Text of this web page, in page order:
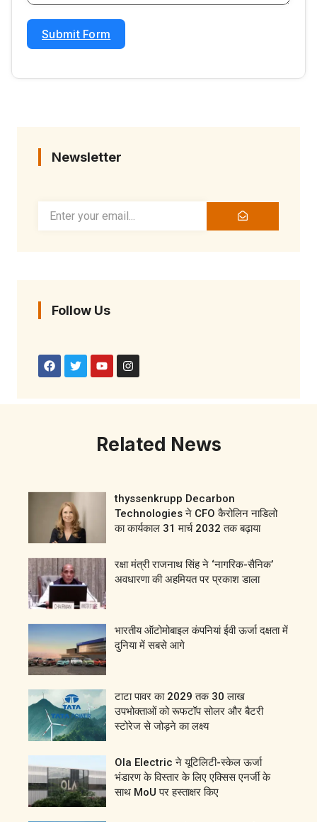
Submit Form
Newsletter
Follow Us
Related News
thyssenkrupp Decarbon
Technologies ने CFO कैरोलिन नाडिलो
का कार्यकाल 31 मार्च 2032 तक बढ़ाया
रक्षा मंत्री राजनाथ सिंह ने ‘नागरिक-सैनिक’
अवधारणा की अहमियत पर प्रकाश डाला
भारतीय ऑटोमोबाइल कंपनियां ईवी ऊर्जा दक्षता में
दुनिया में सबसे आगे
टाटा पावर का 2029 तक 30 लाख
उपभोक्ताओं को रूफटॉप सोलर और बैटरी
स्टोरेज से जोड़ने का लक्ष्य
Ola Electric ने यूटिलिटी-स्केल ऊर्जा
भंडारण के विस्तार के लिए एक्सिस एनर्जी के
साथ MoU पर हस्ताक्षर किए